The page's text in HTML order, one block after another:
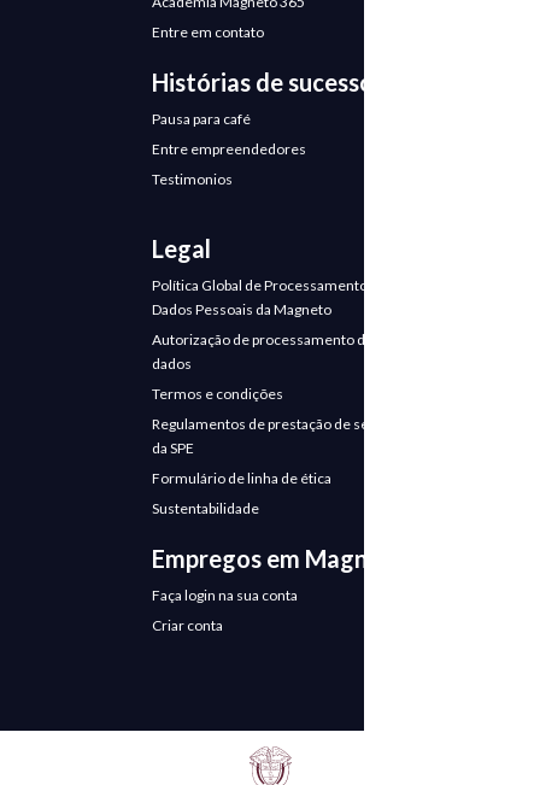
Entre em contato
Histórias de sucesso
Pausa para café
Entre empreendedores
Testimonios
Legal
Política Global de Processamento de
Dados Pessoais da Magneto
Autorização de processamento de
dados
Termos e condições
Regulamentos de prestação de serviços
da SPE
Formulário de linha de ética
Sustentabilidade
Empregos em Magneto
Faça login na sua conta
Criar conta